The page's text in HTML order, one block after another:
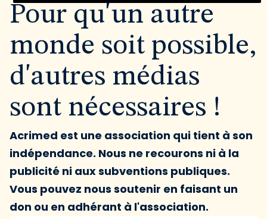
Pour qu'un autre
monde soit possible,
d'autres médias
sont nécessaires !
Acrimed est une association qui tient à son
indépendance. Nous ne recourons ni à la
publicité ni aux subventions publiques.
Vous pouvez nous soutenir en faisant un
don ou en adhérant à l'association.